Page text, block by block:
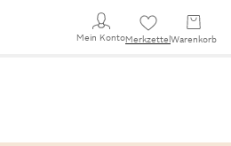
Mein KontoMerkzettel Warenkorb